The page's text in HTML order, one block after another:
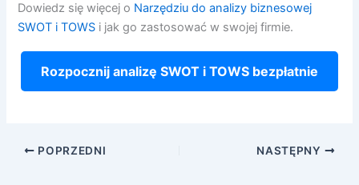
Dowiedz się więcej o Narzędziu do analizy biznesowej
SWOT i TOWS i jak go zastosować w swojej firmie.
Rozpocznij analizę SWOT i TOWS bezpłatnie
POPRZEDNI NASTĘPNY